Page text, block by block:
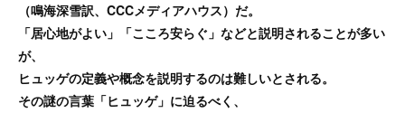
（鳴海深雪訳、CCCメディアハウス）だ。
「居心地がよい」「こころ安らぐ」などと説明されることが多い
が、
ヒュッゲの定義や概念を説明するのは難しいとされる。
その謎の言葉「ヒュッゲ」に迫るべく、